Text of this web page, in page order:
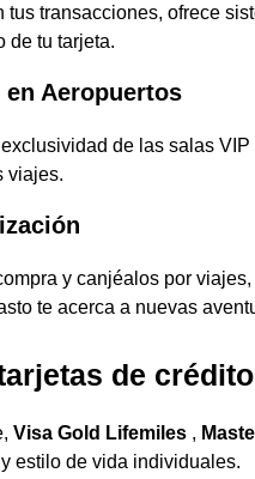
transacciones, ofrece
de tu tarjeta.
en Aeropuertos
de las salas
viajes.
y canjéalos por
te acerca a nuevas
de crédito
Visa Gold Lifemiles ,
estilo de vida individuales.